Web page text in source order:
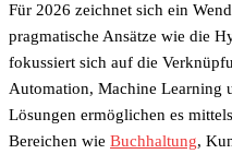
Für 2026 zeichnet sich ein
pragmatische Ansätze wie die
fokussiert sich auf die
Automation, Machine Learning
Lösungen ermöglichen es
Bereichen wie Buchhaltung,